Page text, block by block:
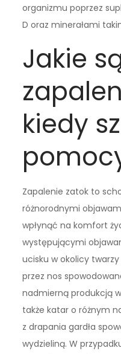
organizmu poprzez
D oraz minerałami
Jakie
kiedy
Zapalenie zatok to
różnorodnymi
wpłynąć na komfort
występującymi
ucisku w okolicy
przez nos
nadmierną produkcją
także katar o różnym
z drapania gardła
wydzieliną. W